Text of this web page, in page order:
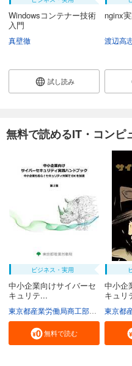
Windowsコンテナー技術
入門
真壁徹
試し読み
nginx
渡辺高
無料で読めるIT・コンピ
ビジネス・実用
中小企業向けサイバーセ
キュリテ...
無料で読む
中小企
キュリ